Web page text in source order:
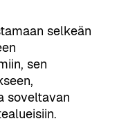
selkeän
sen
soveltavan